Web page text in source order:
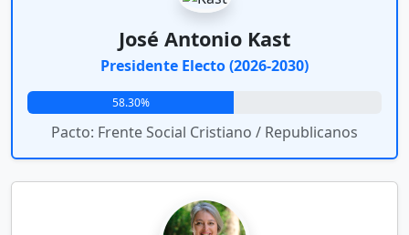
José Antonio Kast
Presidente Electo (2026-2030)
58.30%
Pacto: Frente Social Cristiano / Republicanos